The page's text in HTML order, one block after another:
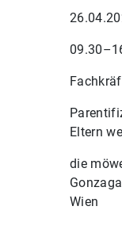
Eltern
die
Wien